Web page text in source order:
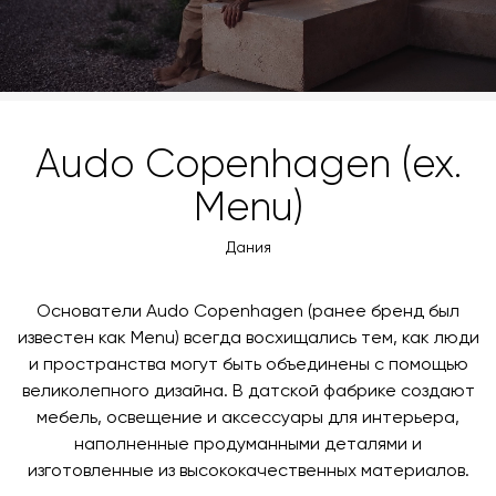
Audo Copenhagen (ex.
Menu)
Дания
Основатели Audo Copenhagen (ранее бренд был
известен как Menu) всегда восхищались тем, как люди
и пространства могут быть объединены с помощью
великолепного дизайна. В датской фабрике создают
мебель, освещение и аксессуары для интерьера,
наполненные продуманными деталями и
изготовленные из высококачественных материалов.